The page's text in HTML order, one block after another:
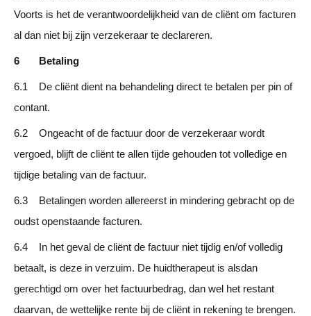
Voorts is het de verantwoordelijkheid van de cliënt om facturen
al dan niet bij zijn verzekeraar te declareren.
6 Betaling
6.1 De cliënt dient na behandeling direct te betalen per pin of
contant.
6.2 Ongeacht of de factuur door de verzekeraar wordt
vergoed, blijft de cliënt te allen tijde gehouden tot volledige en
tijdige betaling van de factuur.
6.3 Betalingen worden allereerst in mindering gebracht op de
oudst openstaande facturen.
6.4 In het geval de cliënt de factuur niet tijdig en/of volledig
betaalt, is deze in verzuim. De huidtherapeut is alsdan
gerechtigd om over het factuurbedrag, dan wel het restant
daarvan, de wettelijke rente bij de cliënt in rekening te brengen.